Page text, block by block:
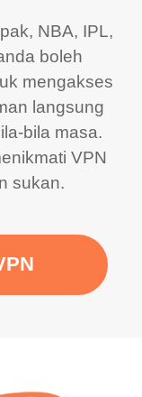
NBA, IPL,
boleh
mengakses
langsung
bila masa.
VPN
sukan.